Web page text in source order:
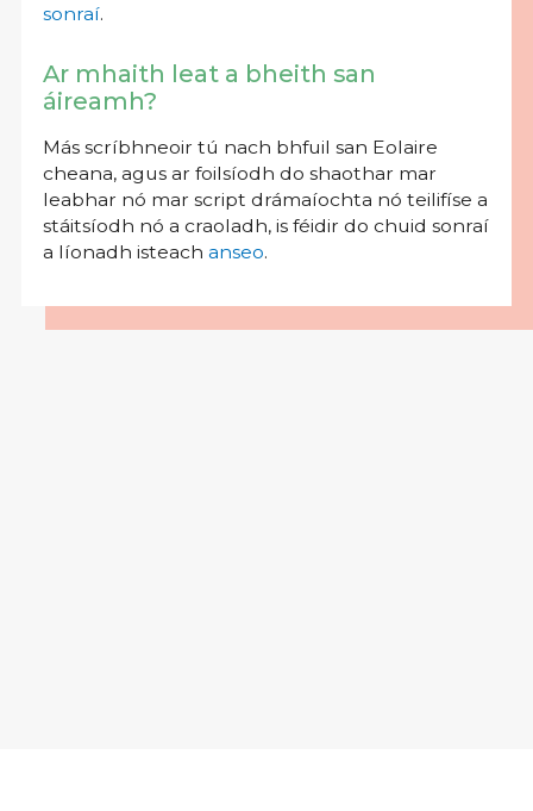
sonraí.
Ar mhaith leat a bheith san
áireamh?
Más scríbhneoir tú nach bhfuil san Eolaire
cheana, agus ar foilsíodh do shaothar mar
leabhar nó mar script drámaíochta nó teilifíse a
stáitsíodh nó a craoladh, is féidir do chuid sonraí
a líonadh isteach anseo.